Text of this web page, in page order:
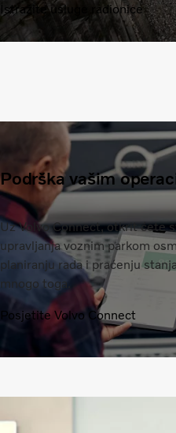
Istražite usluge radionice
Podrška vašim
Uz Volvo Connect, otkrit ćete
upravljanja voznim parkom
planiranju rada i praćenju
mnogo toga.
Posjetite Volvo Connect